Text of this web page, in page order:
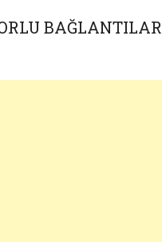
BAĞLANTILAR